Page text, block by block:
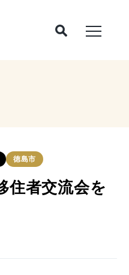
徳島市
住者交流会を